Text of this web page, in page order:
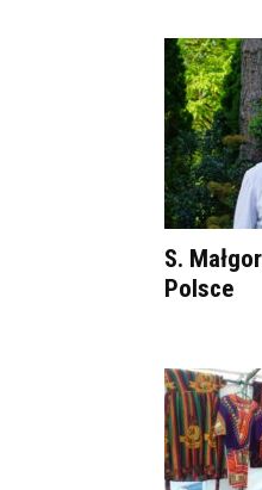
S.
Polsce